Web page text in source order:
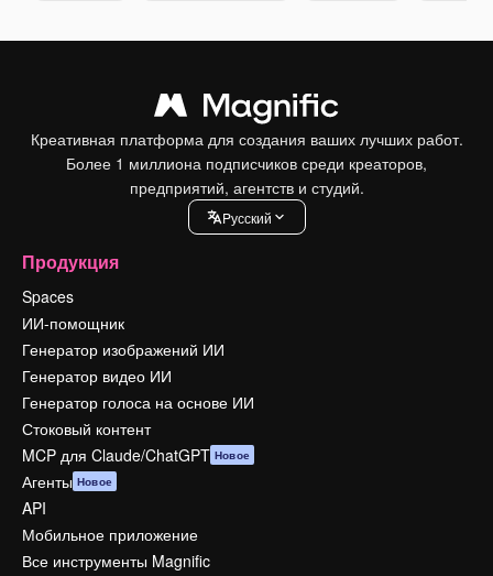
Креативная платформа для создания ваших лучших работ.
Более 1 миллиона подписчиков среди креаторов,
предприятий, агентств и студий.
Pусский
Продукция
Spaces
ИИ-помощник
Генератор изображений ИИ
Генератор видео ИИ
Генератор голоса на основе ИИ
Стоковый контент
MCP для Claude/ChatGPT Новое
Агенты Новое
API
Мобильное приложение
Все инструменты Magnific